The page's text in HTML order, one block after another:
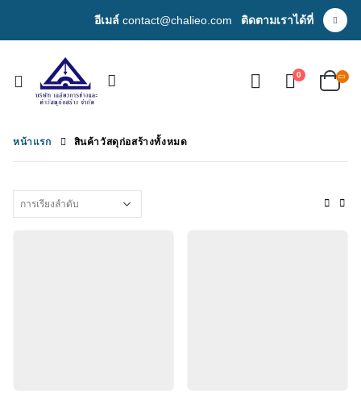
อีเมล์contact@chalieo.com ติดตามเราได้ที่
0
หน้าแรก สินค้าวัสดุก่อสร้างทั้งหมด